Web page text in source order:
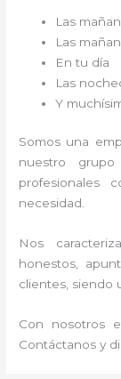
Las
Las
En tu día
Las
Y
Somos una
nuestro grupo
profesionales
necesidad.
Nos
honestos,
clientes, siendo
Con nosotros
Contáctanos y